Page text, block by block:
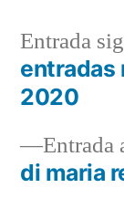
Entrada
di maria
Entrada
entradas
2020